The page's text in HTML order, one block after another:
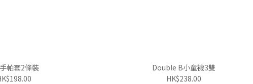
帕套2條裝
Double B小童襪3雙
HK$238.00